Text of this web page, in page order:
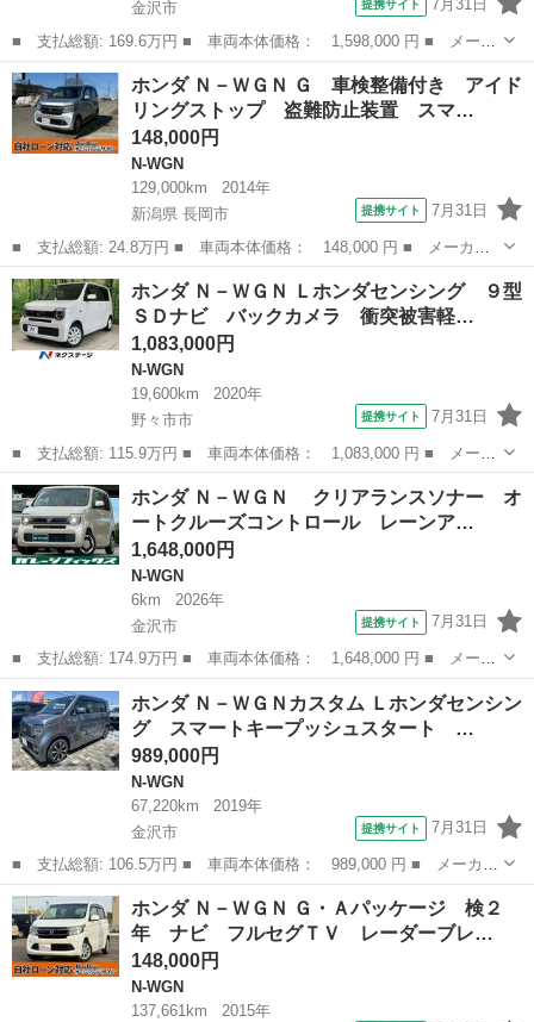
金沢市
提携サイト 7月31日
■ 支払総額: 169.6万円 ■ 車両本体価格： 1,598,000 円 ■ メーカ
ー名： ホンダ ■ 車種名： Ｎ－ＷＧＮカスタム ■ グレード
名： Ｌ Ｈ ＳＥＮＳＩＮＧ 新車保証 試乗車 ワンオーナー
ナビＬＸＵ－...
石川 金沢市 N-WGN
ホンダ Ｎ－ＷＧＮ Ｇ 車検整備付き アイド
リングストップ 盗難防止装置 スマ…
148,000円
N-WGN
129,000km
2014年
新潟県 長岡市
提携サイト 7月31日
■ 支払総額: 24.8万円 ■ 車両本体価格： 148,000 円 ■ メーカー
名： ホンダ ■ 車種名： Ｎ－ＷＧＮ ■ グレード名： Ｇ 車検
整備付き アイドリングストップ 盗難防止装置 スマートキー キ
ーレス ■ ...
新潟 長岡市 N-WGN
ホンダ Ｎ－ＷＧＮ Ｌホンダセンシング ９型
ＳＤナビ バックカメラ 衝突被害軽…
1,083,000円
N-WGN
19,600km
2020年
野々市市
提携サイト 7月31日
■ 支払総額: 115.9万円 ■ 車両本体価格： 1,083,000 円 ■ メーカ
ー名： ホンダ ■ 車種名： Ｎ－ＷＧＮ ■ グレード名： Ｌホン
ダセンシング ９型ＳＤナビ バックカメラ 衝突被害軽減システ
ム レーダ...
石川 野々市市 N-WGN
ホンダ Ｎ－ＷＧＮ クリアランスソナー オ
ートクルーズコントロール レーンア…
1,648,000円
N-WGN
6km
2026年
金沢市
提携サイト 7月31日
■ 支払総額: 174.9万円 ■ 車両本体価格： 1,648,000 円 ■ メーカ
ー名： ホンダ ■ 車種名： Ｎ－ＷＧＮ ■ グレード名： クリ
アランスソナー オートクルーズコントロール レーンアシスト オ
ートライ...
石川 金沢市 N-WGN
ホンダ Ｎ－ＷＧＮカスタム Ｌホンダセンシン
グ スマートキープッシュスタート …
989,000円
N-WGN
67,220km
2019年
金沢市
提携サイト 7月31日
■ 支払総額: 106.5万円 ■ 車両本体価格： 989,000 円 ■ メーカー
名： ホンダ ■ 車種名： Ｎ－ＷＧＮカスタム ■ グレード名：
Ｌホンダセンシング スマートキープッシュスタート フルセグ地デ
ジ 軽減ブ...
石川 金沢市 N-WGN
ホンダ Ｎ－ＷＧＮ Ｇ・Ａパッケージ 検２
年 ナビ フルセグＴＶ レーダーブレ…
148,000円
N-WGN
137,661km
2015年